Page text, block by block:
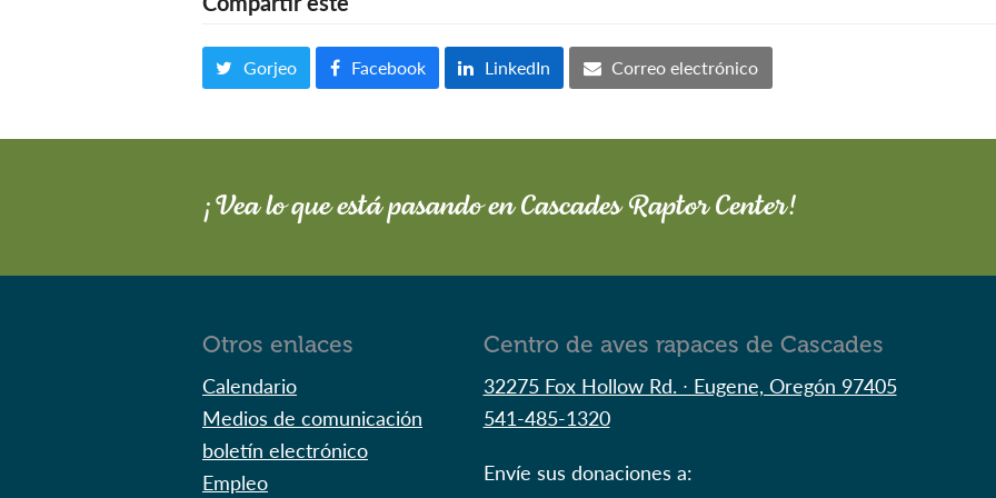
Gorjeo Facebook LinkedIn Correo electrónico
¡Vea lo que está pasando en Cascades Raptor Center!
Otros enlaces
Calendario
Medios de comunicación
boletín electrónico
Empleo
Centro de aves rapaces de Cascades
32275 Fox Hollow Rd. ∙ Eugene, Oregón 97405
541-485-1320
Envíe sus donaciones a: